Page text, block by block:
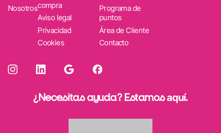
Nosotros
Programa de
puntos
Área de Cliente
Contacto
compra
Aviso legal
Privacidad
Cookies
¿Necesitas ayuda? Estamosaquí.